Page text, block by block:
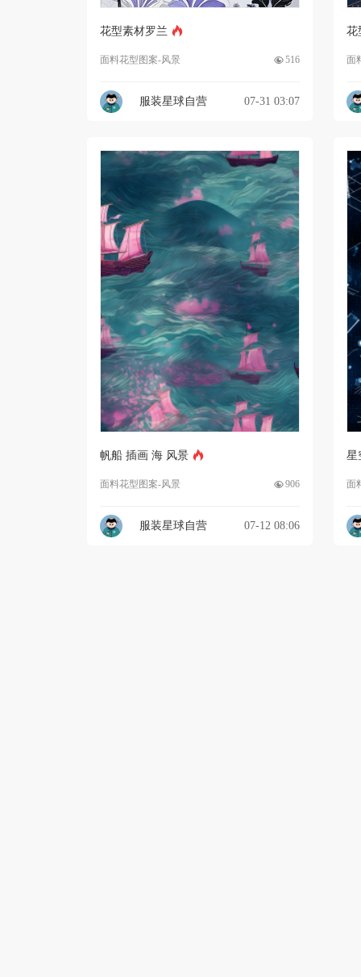
花型素材罗兰
面料花型图案-风景 516
服装星球自营 07-31 03:07
花
面
帆船 插画 海 风景
面料花型图案-风景 906
服装星球自营 07-12 08:06
星
面